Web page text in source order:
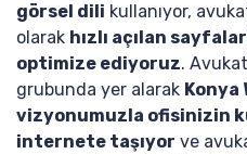
görsel dili kullanıyor,
olarak hızlı açılan
optimize ediyoruz.
grubunda yer alarak Konya
vizyonumuzla ofisinizin
internete taşıyor ve